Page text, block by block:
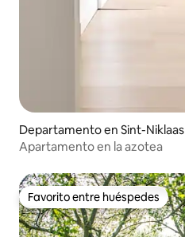
Departamento en Sint-Niklaas
Apartamento en la azotea
Favorito entre huéspedes
Favorito entre huéspedes